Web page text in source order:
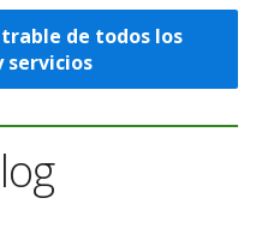
de todos los
servicios